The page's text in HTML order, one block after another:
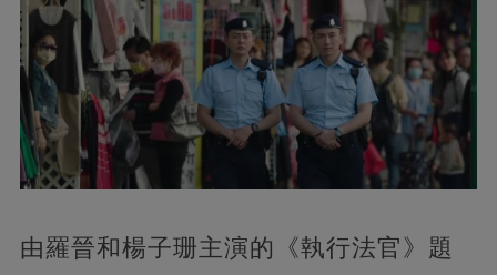
由羅晉和楊子珊主演的《執行法官》題